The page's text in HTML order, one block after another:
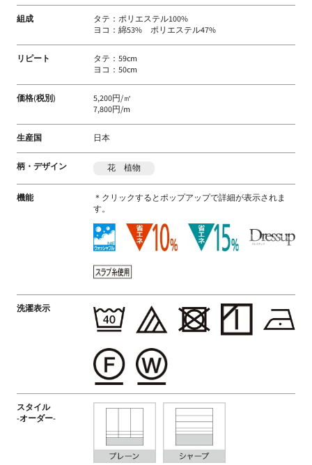
ッ
ク
メ
ー
カ
ー
組成
タテ：ポリエステル100%
ヨコ：綿53% ポリエステル47%
リピート
タテ：59cm
ヨコ：50cm
価格(税別)
5,200円/㎡
7,800円/m
生産国 日本
柄・デザイン 花 植物
機能
＊クリックするとポップアップで詳細が表示されま
す。
洗濯表示
スタイル
-オーダー-